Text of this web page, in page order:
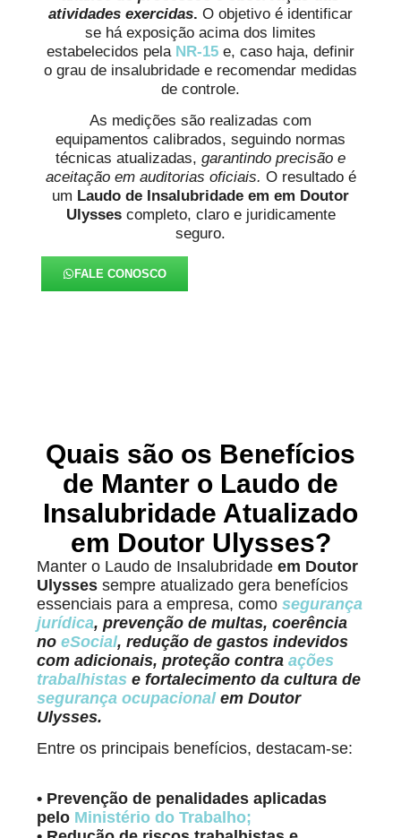
atividades exercidas. O objetivo é identificar
se há exposição acima dos limites
estabelecidos pela NR-15 e, caso haja, definir
o grau de insalubridade e recomendar medidas
de controle.
As medições são realizadas com
equipamentos calibrados, seguindo normas
técnicas atualizadas, garantindo precisão e
aceitação em auditorias oficiais. O resultado é
um Laudo de Insalubridade em em Doutor
Ulyssescompleto, claro e juridicamente
seguro.
FALE CONOSCO
Quais são os Benefícios
de Manter o Laudo de
Insalubridade Atualizado
em Doutor Ulysses?
Manter o Laudo de Insalubridadeem Doutor
Ulysses sempre atualizado gera benefícios
essenciais para a empresa, comosegurança
jurídica, prevenção de multas, coerência
noeSocial, redução de gastos indevidos
com adicionais, proteção contraações
trabalhistas e fortalecimento da cultura de
segurança ocupacionalem Doutor
Ulysses.
Entre os principais benefícios, destacam-se:
• Prevenção de penalidades aplicadas
pelo Ministério do Trabalho;